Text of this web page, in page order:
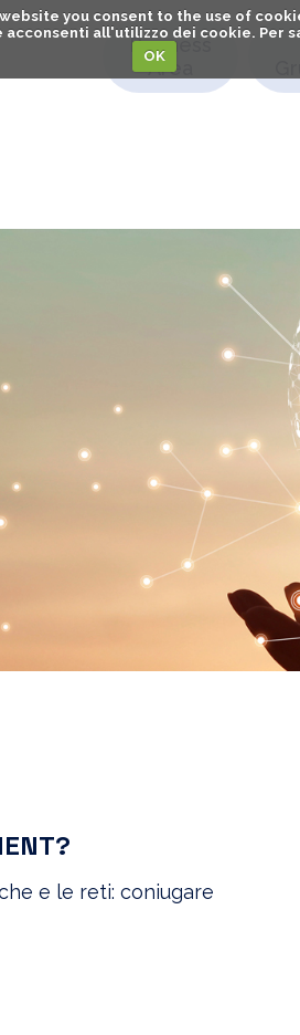
you consent to the use of
all'utilizzo dei cookie. Per
OK
Business
Area
e le reti: coniugare